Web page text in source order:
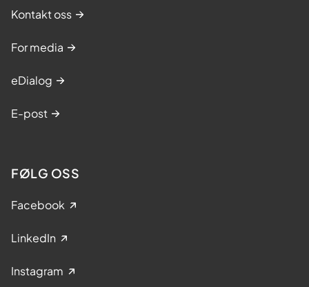
Kontakt oss
For media
eDialog
E-post
FØLG OSS
Facebook
LinkedIn
Instagram